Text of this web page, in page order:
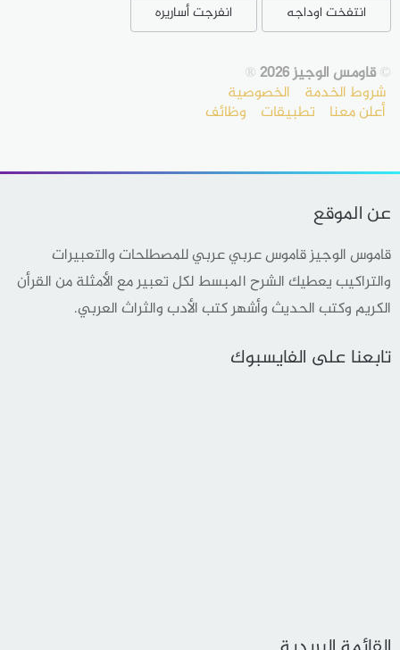
انتفخت اوداجه
انفرجت أساريره
©قاومس الوجيز 2026 ®
شروط الخدمة الخصوصية
أعلن معنا تطبيقات وظائف
عن الموقع
قاموس الوجيز قاموس عربي عربي للمصطلحات والتعبيرات
والتراكيب يعطيك الشرح المبسط لكل تعبير مع الأمثلة من القرأن
الكريم وكتب الحديث وأشهر كتب الأدب والثراث العربي.
تابعنا على الفايسبوك